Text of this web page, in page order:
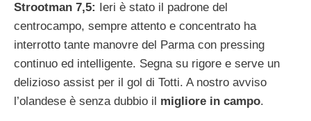
Strootman 7,5:
Ieri è stato il padrone del
centrocampo, sempre attento e concentrato ha
interrotto tante manovre del Parma con pressing
continuo ed intelligente. Segna su rigore e serve un
delizioso assist per il gol di Totti. A nostro avviso
l’olandese è senza dubbio il migliore in campo.